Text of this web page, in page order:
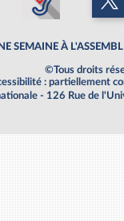
SEMAINE À
©Tous droits
: partiellement
- 126 Rue de